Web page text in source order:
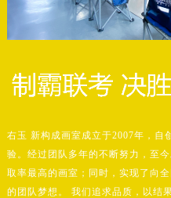
右玉 新构成画室成立于2007年，自
验。经过团队多年的不断努力，至
取率最高的画室；同时，实现了向
的团队梦想。 我们追求品质，以结